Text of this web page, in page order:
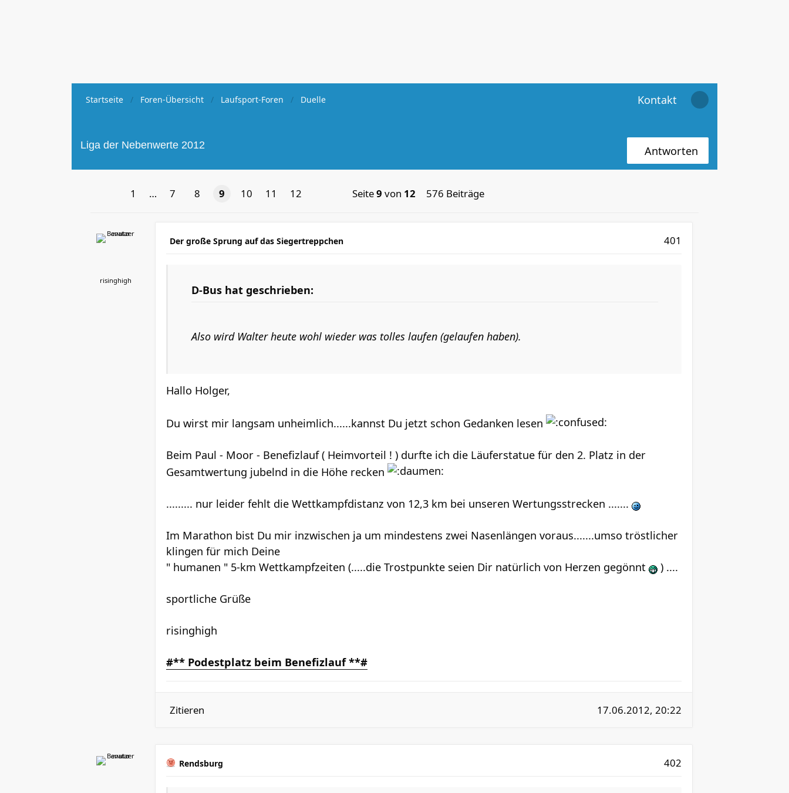
Kontakt
Startseite Foren-Übersicht Laufsport-Foren Duelle
Liga der Nebenwerte 2012 Antworten
1 … 7 8 9 10 11 12 Seite9 von 12 576 Beiträge
risinghigh
Der große Sprung auf das Siegertreppchen 401
D-Bus hat geschrieben:
Also wird Walter heute wohl wieder was tolles laufen (gelaufen haben).
Hallo Holger,
Du wirst mir langsam unheimlich......kannst Du jetzt schon Gedanken lesen
Beim Paul - Moor - Benefizlauf ( Heimvorteil ! ) durfte ich die Läuferstatue für den 2. Platz in der
Gesamtwertung jubelnd in die Höhe recken
......... nur leider fehlt die Wettkampfdistanz von 12,3 km bei unseren Wertungsstrecken .......
Im Marathon bist Du mir inzwischen ja um mindestens zwei Nasenlängen voraus.......umso tröstlicher
klingen für mich Deine
" humanen " 5-km Wettkampfzeiten (.....die Trostpunkte seien Dir natürlich von Herzen gegönnt
) ....
sportliche Grüße
risinghigh
#** Podestplatz beim Benefizlauf **#
Zitieren 17.06.2012, 20:22
Rendsburg 402